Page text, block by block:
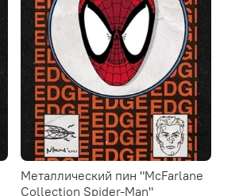
Металлический пин "McFarlane
Collection Spider-Man"